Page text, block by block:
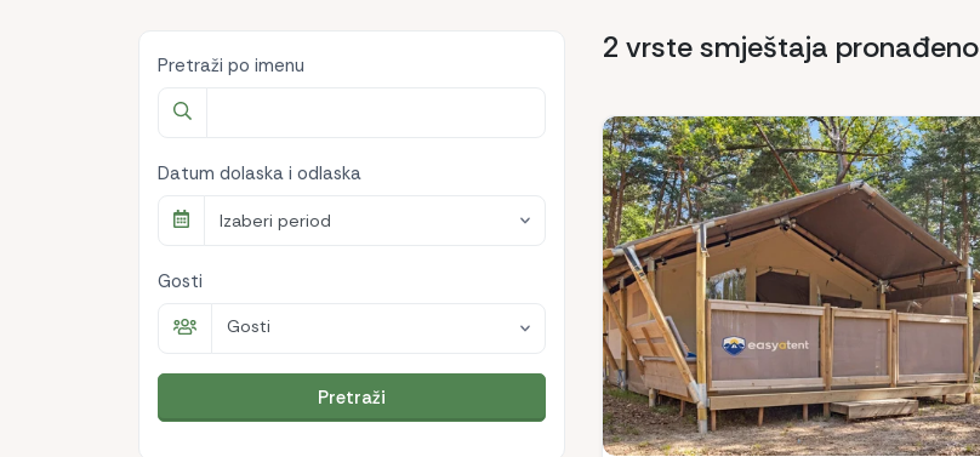
Pretraži po imenu
Datum dolaska i odlaska
Izaberi period
Gosti
Gosti
Pretraži
2 vrste smještaja pronađeno